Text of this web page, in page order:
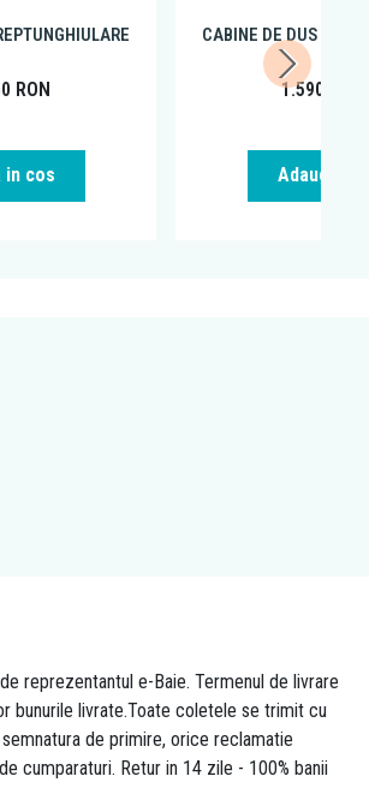
RON
in cos
CABINE DE DUS
1.590,00
Adauga in
reprezentantul e-Baie. Termenul de livrare
bunurile livrate.Toate coletele se trimit cu
de primire, orice reclamatie
cumparaturi. Retur in 14 zile - 100% banii